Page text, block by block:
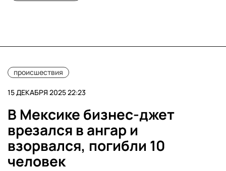
происшествия
15 ДЕКАБРЯ 2025 22:23
В Мексике бизнес-джет
врезался в ангар и
взорвался, погибли 10
человек